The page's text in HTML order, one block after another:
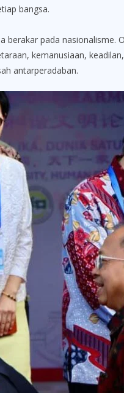
bangsa.
pada nasionalisme.
kemanusiaan,
antarperadaban.